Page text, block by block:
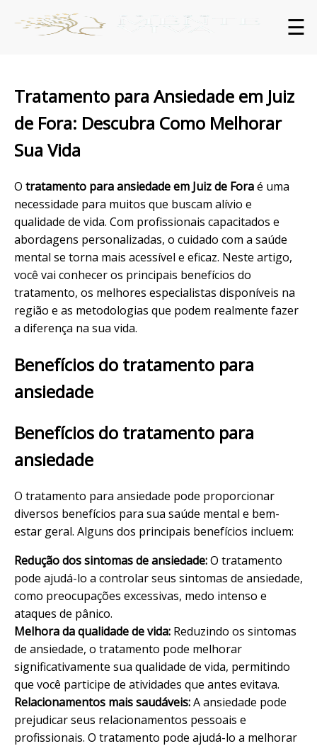
☰
Tratamento para Ansiedade em Juiz
de Fora: Descubra Como Melhorar
Sua Vida
O tratamento paraansiedadeem Juiz de Foraé uma
necessidade para muitos que buscam alívio e
qualidade de vida. Com profissionais capacitados e
abordagens personalizadas, o cuidado com a saúde
mental se torna mais acessível e eficaz. Neste artigo,
você vai conhecer os principais benefícios do
tratamento, os melhores especialistas disponíveis na
região e as metodologias que podem realmente fazer
a diferença na sua vida.
Benefícios do tratamento para
ansiedade
Benefícios do tratamento para
ansiedade
O tratamento para ansiedade pode proporcionar
diversos benefícios para sua saúde mental e bem-
estar geral. Alguns dos principais benefícios incluem:
Redução dossintomasde ansiedade:O tratamento
pode ajudá-lo a controlar seus sintomas de ansiedade,
como preocupações excessivas, medo intenso e
ataques de pânico.
Melhora da qualidade de vida: Reduzindo os sintomas
de ansiedade, o tratamento pode melhorar
significativamente sua qualidade de vida, permitindo
que você participe de atividades que antes evitava.
Relacionamentos mais saudáveis:A ansiedade pode
prejudicar seus relacionamentos pessoais e
profissionais. O tratamento pode ajudá-lo a melhorar